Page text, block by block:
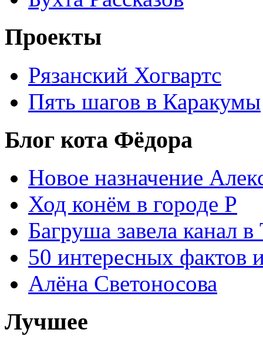
Проекты
Рязанский Хогвартс
Пять шагов в Каракумы
Блог кота Фёдора
Новое назначение
Ход конём в городе Р
Багруша завела канал в
50 интересных фактов
Алёна Светоносова
Лучшее